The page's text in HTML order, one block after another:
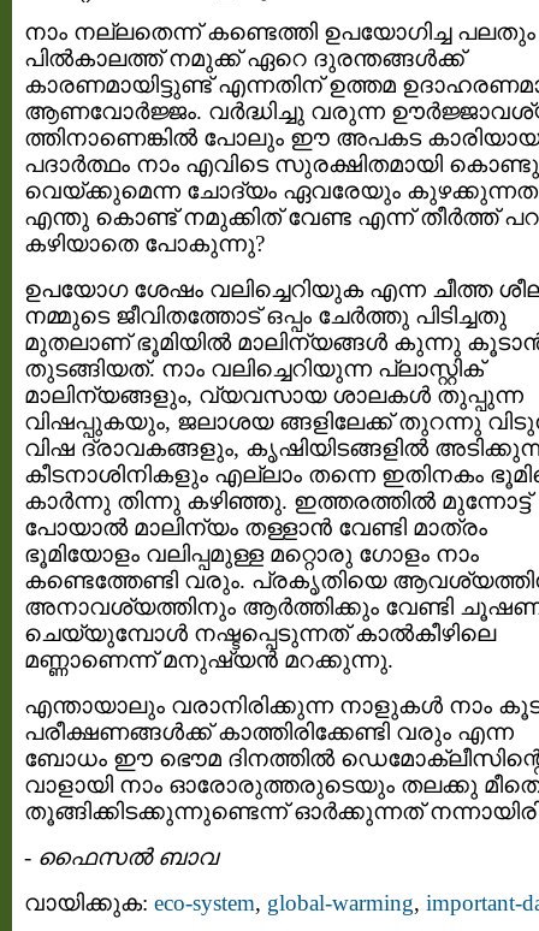
നാം നല്ലതെന്ന് കണ്ടെത്തി ഉപയോഗിച്ച പലതും
പില്‍കാലത്ത് നമുക്ക് ഏറെ ദുരന്തങ്ങള്‍ക്ക്
കാരണമായിട്ടുണ്ട് എന്നതിന് ഉത്തമ
ആണവോര്‍ജ്ജം. വര്‍ദ്ധിച്ചു വരുന്ന
ത്തിനാണെങ്കില്‍ പോലും ഈ അപകട കാരിയായ
പദാര്‍ത്ഥം നാം എവിടെ സുരക്ഷിതമായി കൊണ്ടു
വെയ്ക്കുമെന്ന ചോദ്യം ഏവരേയും
എന്തു കൊണ്ട് നമുക്കിത് വേണ്ട എന്ന് തീര്‍ത്ത്
കഴിയാതെ പോകുന്നു?
ഉപയോഗ ശേഷം വലിച്ചെറിയുക എന്ന ചീത്ത
നമ്മുടെ ജീവിതത്തോട് ഒപ്പം ചേര്‍ത്തു പിടിച്ചതു
മുതലാണ് ഭൂമിയില്‍ മാലിന്യങ്ങള്‍ കുന്നു
തുടങ്ങിയത്. നാം വലിച്ചെറിയുന്ന പ്ലാസ്റ്റിക്
മാലിന്യങ്ങളും, വ്യവസായ ശാലകള്‍ തുപ്പുന്ന
വിഷപ്പുകയും, ജലാശയ ങ്ങളിലേക്ക് തുറന്നു
വിഷ ദ്രാവകങ്ങളും, കൃഷിയിടങ്ങളില്‍
കീടനാശിനികളും എല്ലാം തന്നെ ഇതിനകം
കാര്‍ന്നു തിന്നു കഴിഞ്ഞു. ഇത്തരത്തില്‍ മുന്നോട്ട്
പോയാല്‍ മാലിന്യം തള്ളാന്‍ വേണ്ടി മാത്രം
ഭൂമിയോളം വലിപ്പമുള്ള മറ്റൊരു ഗോളം നാം
കണ്ടെത്തേണ്ടി വരും. പ്രകൃതിയെ
അനാവശ്യത്തിനും ആര്‍ത്തിക്കും വേണ്ടി
ചെയ്യുമ്പോള്‍ നഷ്ടപ്പെടുന്നത് കാല്‍കീഴിലെ
മണ്ണാണെന്ന് മനുഷ്യന്‍ മറക്കുന്നു.
എന്തായാലും വരാനിരിക്കുന്ന നാളുകള്‍ നാം
പരീക്ഷണങ്ങള്‍ക്ക് കാത്തിരിക്കേണ്ടി വരും എന്ന
ബോധം ഈ ഭൌമ ദിനത്തില്‍
വാളായി നാം ഓരോരുത്തരുടെയും തലക്കു
തൂങ്ങിക്കിടക്കുന്നുണ്ടെന്ന് ഓര്‍ക്കുന്നത്
- ഫൈസല്‍ ബാവ
വായിക്കുക: eco-system, global-warming, important-